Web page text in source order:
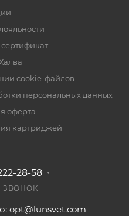
cookie-файлов
персональных данных
оферта
картриджей
28-58
ЗВОНОК
opt@lunsvet.com